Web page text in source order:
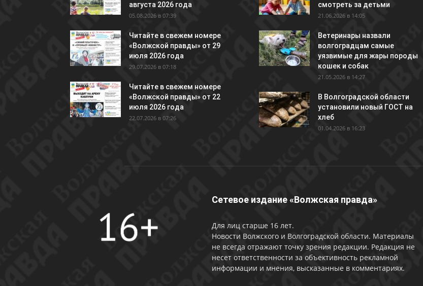
августа 2026 года
05.08.2026 в 07:39
Читайте в свежем номере
«Волжской правды» от 29
июля 2026 года
29.07.2026 в 07:18
Читайте в свежем номере
«Волжской правды» от 22
июля 2026 года
22.07.2026 в 07:26
смотреть за детьми
21.06.2026 в 14:05
Ветеринары назвали
волгоградцам самые
уязвимые для жары породы
кошек и собак
21.05.2026 в 14:27
В Волгоградской области
установили новый ГОСТ на
хлеб
01.04.2026 в 16:23
Сетевое издание «Волжская правда»
Для лиц старше 16 лет.
Новости Волжского и Волгоградской области. Материалы
не всегда отражают точку зрения редакции. Редакция не
несет ответственности за объективность рекламной
информации и мнения, высказанные в комментариях.